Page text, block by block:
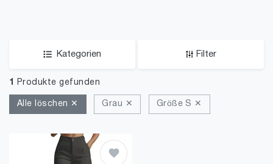
Kategorien Filter
1 Produkte gefunden
Alle löschen ✕ Grau ✕ Größe S ✕